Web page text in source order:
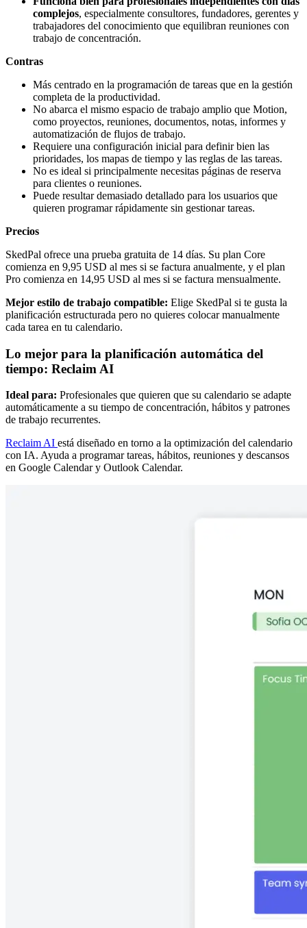
complejos, especialmente consultores, fundadores, gerentes y
trabajadores del conocimiento que equilibran reuniones con
trabajo de concentración.
Contras
Más centrado en la programación de tareas que en la gestión
completa de la productividad.
No abarca el mismo espacio de trabajo amplio que Motion,
como proyectos, reuniones, documentos, notas, informes y
automatización de flujos de trabajo.
Requiere una configuración inicial para definir bien las
prioridades, los mapas de tiempo y las reglas de las tareas.
No es ideal si principalmente necesitas páginas de reserva
para clientes o reuniones.
Puede resultar demasiado detallado para los usuarios que
quieren programar rápidamente sin gestionar tareas.
Precios
SkedPal ofrece una prueba gratuita de 14 días. Su plan Core
comienza en 9,95 USD al mes si se factura anualmente, y el plan
Pro comienza en 14,95 USD al mes si se factura mensualmente.
Mejor estilo de trabajo compatible: Elige SkedPal si te gusta la
planificación estructurada pero no quieres colocar manualmente
cada tarea en tu calendario.
Lo mejor para la planificación automática del
tiempo: Reclaim AI
Ideal para: Profesionales que quieren que su calendario se adapte
automáticamente a su tiempo de concentración, hábitos y patrones
de trabajo recurrentes.
Reclaim AI está diseñado en torno a la optimización del calendario
con IA. Ayuda a programar tareas, hábitos, reuniones y descansos
en Google Calendar y Outlook Calendar.